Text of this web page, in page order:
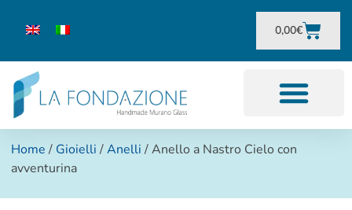
0,00€
Home / Gioielli /Anelli / Anello a Nastro Cielo con
avventurina